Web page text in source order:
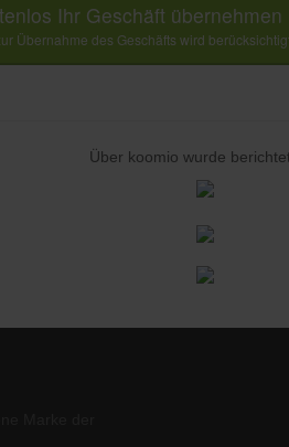
Ihr Geschäft übernehmen
Übernahme des Geschäfts wird
Über koomio wurde